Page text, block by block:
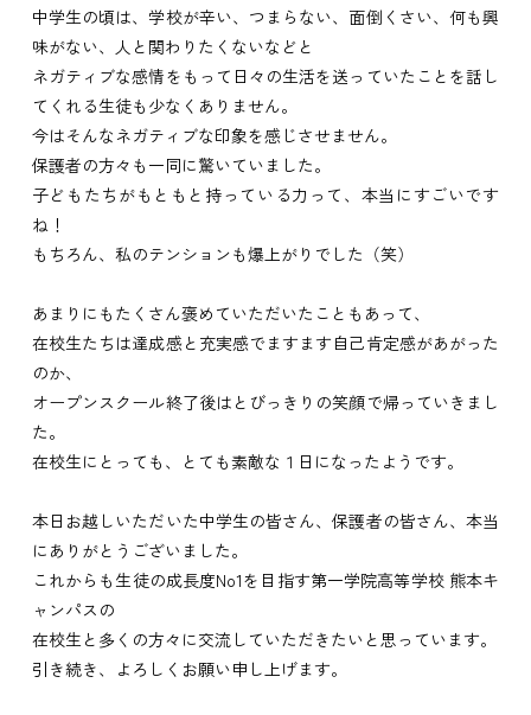
中学生の頃は、学校が辛い、つまらない、面倒くさい、何も興
味がない、人と関わりたくないなどと
ネガティブな感情をもって日々の生活を送っていたことを話し
てくれる生徒も少なくありません。
今はそんなネガティブな印象を感じさせません。
保護者の方々も一同に驚いていました。
子どもたちがもともと持っている力って、本当にすごいです
ね！
もちろん、私のテンションも爆上がりでした（笑）
あまりにもたくさん褒めていただいたこともあって、
在校生たちは達成感と充実感でますます自己肯定感があがった
のか、
オープンスクール終了後はとびっきりの笑顔で帰っていきまし
た。
在校生にとっても、とても素敵な１日になったようです。
本日お越しいただいた中学生の皆さん、保護者の皆さん、本当
にありがとうございました。
これからも生徒の成長度No1を目指す第一学院高等学校 熊本キ
ャンパスの
在校生と多くの方々に交流していただきたいと思っています。
引き続き、よろしくお願い申し上げます。